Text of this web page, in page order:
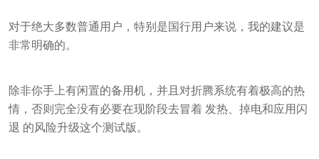
对于绝大多数普通用户，特别是国行用户来说，我的建议是
非常明确的。
除非你手上有闲置的备用机，并且对折腾系统有着极高的热
情，否则完全没有必要在现阶段去冒着 发热、掉电和应用闪
退 的风险升级这个测试版。